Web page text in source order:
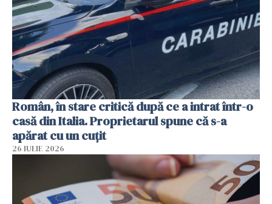
Român, în stare critică după ce a intrat într-o
casă din Italia. Proprietarul spune că s-a
apărat cu un cuțit
26 IULIE 2026